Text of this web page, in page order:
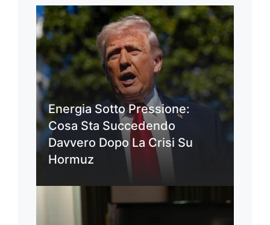
Energia Sotto Pressione:
Cosa Sta Succedendo
Davvero Dopo La Crisi Su
Hormuz